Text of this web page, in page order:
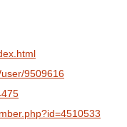
9509616